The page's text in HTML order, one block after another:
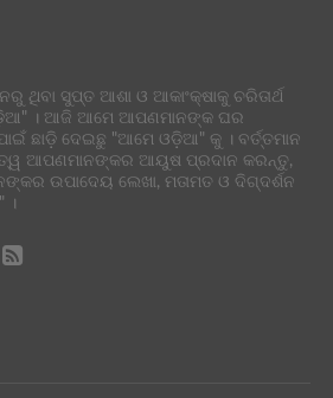
ଥିବା ସୁପ୍ତ ଆଶା ଓ ଆକାଂକ୍ଷାକୁ ଚରିତାର୍ଥ
। ଆଜି ଆମେ ଆପଣମାନଙ୍କ ଘର
ଛାଡ଼ି ଦେଇଛୁ "ଆମେ ଓଡ଼ିଆ" କୁ । ବର୍ତ୍ତମାନ
ଆପଣମାନଙ୍କର ଆୟୁଷ ପ୍ରଦାନ କରନ୍ତୁ,
ଉପାଦେୟ ଲେଖା, ମତାମତ ଓ ଦିଗ୍ଦର୍ଶନ
।